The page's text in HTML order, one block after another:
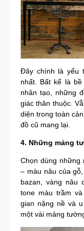
Đây chính là yếu
nhất. Bất kể là
nhân tạo, những
giác thân thuộc.
diện trong toàn
đồ cũ mang lại.
4. Những mảng
Chọn dùng những
– màu nâu của
bazan, vàng nâu
tone màu trầm
gian nặng nề và
một vài mảng